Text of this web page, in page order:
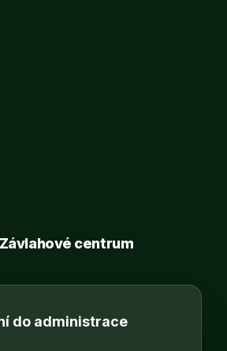
Závlahové centrum
do administrace